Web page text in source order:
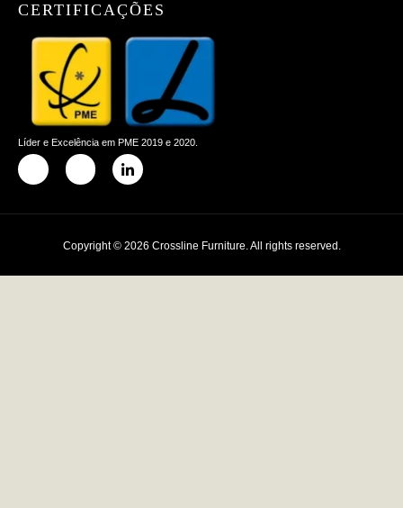
CERTIFICAÇÕES
Líder e Excelência em PME 2019 e 2020.
Copyright © 2026 Crossline Furniture. All rights reserved.